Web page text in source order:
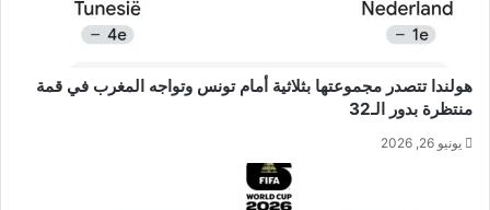
هولندا تتصدر مجموعتها بثلاثية أمام تونس وتواجه المغرب في قمة
منتظرة بدور الـ32
يونيو 26, 2026